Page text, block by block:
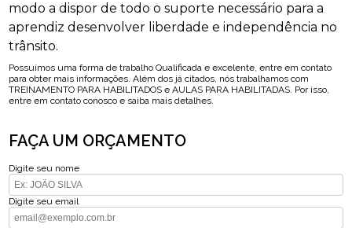
modo a dispor de todo o suporte necessário para a
aprendiz desenvolver liberdade e independência no
trânsito.
Possuímos uma forma de trabalho Qualificada e excelente, entre em contato
para obter mais informações. Além dos já citados, nós trabalhamos com
TREINAMENTO PARA HABILITADOS e AULAS PARA HABILITADAS. Por isso,
entre em contato conosco e saiba mais detalhes.
FAÇA UM ORÇAMENTO
Digite seu nome
Digite seu email